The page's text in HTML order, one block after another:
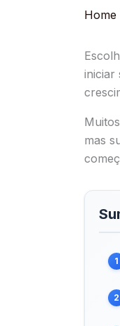
Home
iniciar
mas
1
2